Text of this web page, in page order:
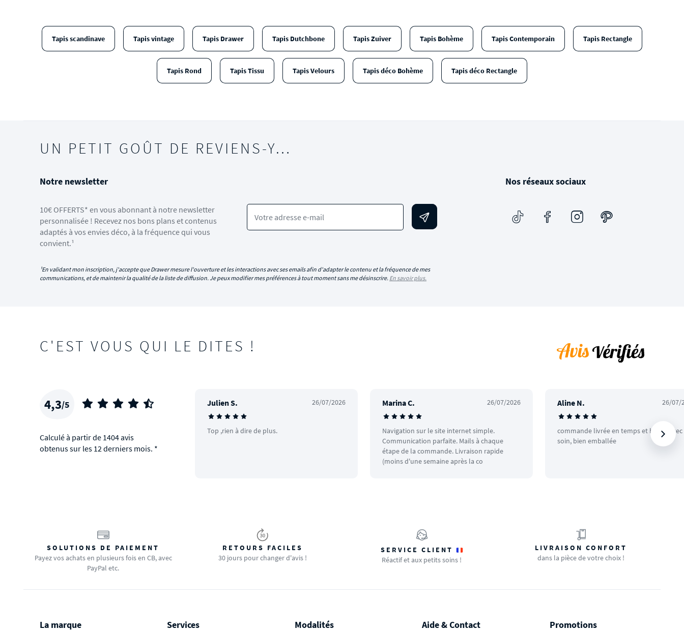
Tapis scandinave Tapis vintage Tapis Drawer Tapis Dutchbone Tapis Zuiver Tapis Bohème Tapis Contemporain Tapis Rectangle
Tapis Rond Tapis Tissu Tapis Velours Tapis déco Bohème Tapis déco Rectangle
UN PETIT GOÛT DE REVIENS-Y…
Notre newsletter
10€ OFFERTS* en vous abonnant à notre newsletter
personnalisée ! Recevez nos bons plans et contenus
adaptés à vos envies déco, à la fréquence qui vous
convient.¹
Votre adresse e-mail
¹En validant mon inscription, j'accepte que Drawer mesure l'ouverture et les interactions avec ses emails afin d'adapter le contenu et la fréquence de mes
communications, et de maintenir la qualité de la liste de diffusion. Je peux modifier mes préférences à tout moment sans me désinscrire. En savoir plus.
Nos réseaux sociaux
C'EST VOUS QUI LE DITES !
4,3/5
Calculé à partir de 1404 avis
obtenus sur les 12 derniers mois. *
Julien S. 26/07/2026
Top ,rien à dire de plus.
Marina C. 26/07/2026
Navigation sur le site internet simple.
Communication parfaite. Mails à chaque
étape de la commande. Livraison rapide
(moins d'une semaine après la co
Aline N. 26/07/
commande livrée en temps et heure avec
soin, bien emballée
SOLUTIONS DE PAIEMENT
Payez vos achats en plusieurs fois en CB, avec
PayPal etc.
RETOURS FACILES
30 jours pour changer d'avis !
SERVICE CLIENT
Réactif et aux petits soins !
LIVRAISON CONFORT
dans la pièce de votre choix !
La marque Services Modalités Aide & Contact Promotions